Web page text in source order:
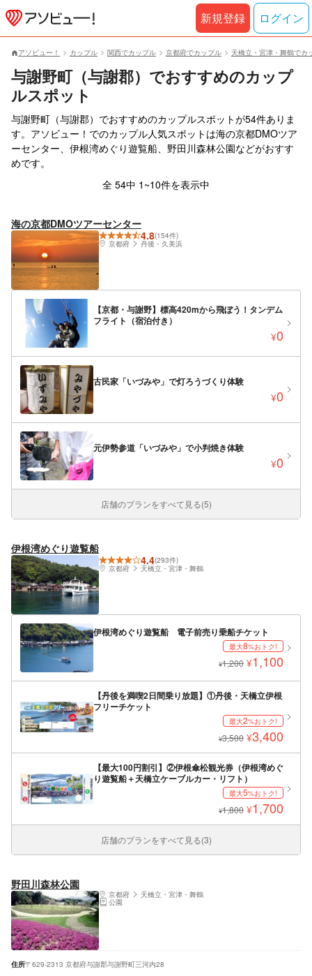
アソビュー！ カップル 関西でカップル 京都府でカップル 天橋立・宮津・舞鶴でカ
与謝野町（与謝郡）でおすすめのカップ
ルスポット
与謝野町（与謝郡）でおすすめのカップルスポットが54件ありま
す。アソビュー！でのカップル人気スポットは海の京都DMOツア
ーセンター、伊根湾めぐり遊覧船、野田川森林公園などがおすす
めです。
全 54中 1~10件を表示中
海の京都DMOツアーセンター
4.8(154件)
京都府
丹後・久美浜
【京都・与謝野】標高420mから飛ぼう！タンデム
フライト（宿泊付き）
¥0
古民家「いづみや」で灯ろうづくり体験
¥0
元伊勢参道「いづみや」で小判焼き体験
¥0
店舗のプランをすべて見る(5)
伊根湾めぐり遊覧船
4.4(293件)
京都府
天橋立・宮津・舞鶴
伊根湾めぐり遊覧船 電子前売り乗船チケット
最大8%おトク!
¥1,200 ¥1,100
【丹後を満喫2日間乗り放題】①丹後・天橋立伊根
フリーチケット
最大2%おトク!
¥3,500 ¥3,400
【最大100円割引】②伊根傘松観光券（伊根湾めぐ
り遊覧船＋天橋立ケーブルカー・リフト）
最大5%おトク!
¥1,800 ¥1,700
店舗のプランをすべて見る(3)
野田川森林公園
京都府 天橋立・宮津・舞鶴
公園
住所〒629-2313 京都府与謝郡与謝野町三河内28
新規登録 ログイン